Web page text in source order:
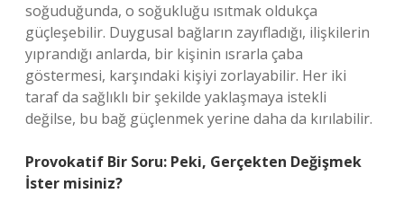
soğuduğunda, o soğukluğu ısıtmak oldukça
güçleşebilir. Duygusal bağların zayıfladığı, ilişkilerin
yıprandığı anlarda, bir kişinin ısrarla çaba
göstermesi, karşındaki kişiyi zorlayabilir. Her iki
taraf da sağlıklı bir şekilde yaklaşmaya istekli
değilse, bu bağ güçlenmek yerine daha da kırılabilir.
Provokatif Bir Soru: Peki, Gerçekten Değişmek
İster misiniz?